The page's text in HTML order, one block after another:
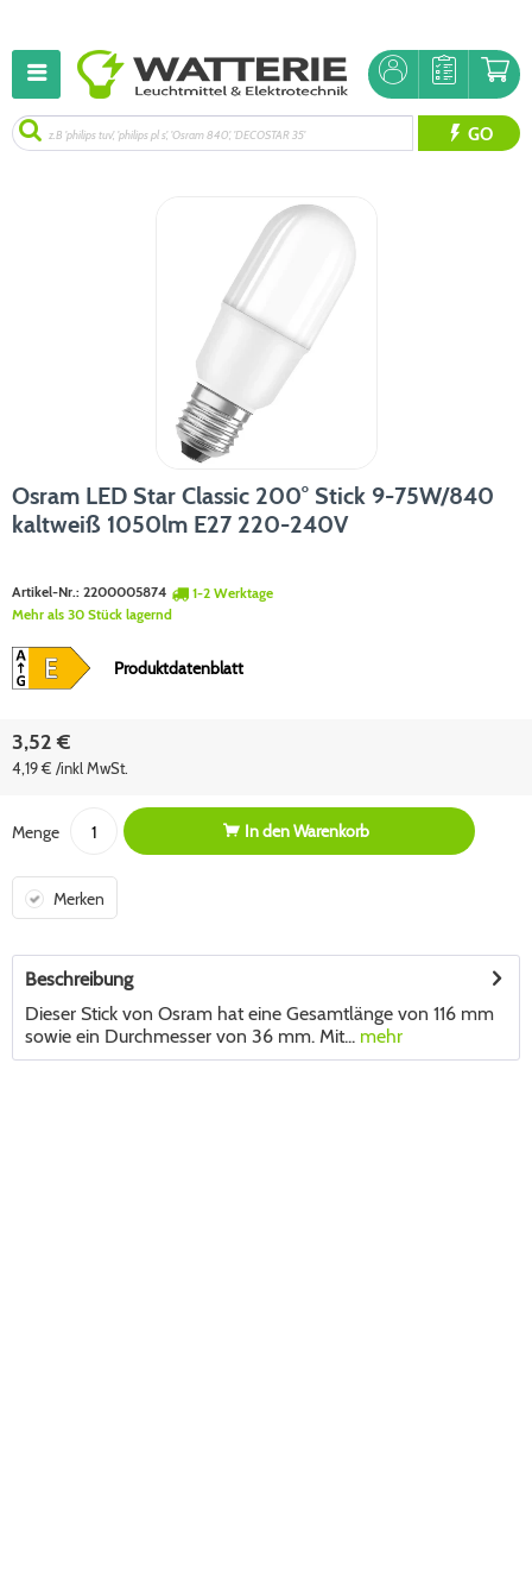
GO
Osram LED Star Classic 200° Stick 9-75W/840
kaltweiß 1050lm E27 220-240V
Artikel-Nr.: 2200005874
1-2 Werktage
Mehr als 30 Stück lagernd
Produktdatenblatt
3,52 €
4,19 € /inkl MwSt.
Menge In denWarenkorb
Merken
Beschreibung
Dieser Stick von Osram hat eine Gesamtlänge von 116 mm
sowie ein Durchmesser von 36 mm. Mit... mehr